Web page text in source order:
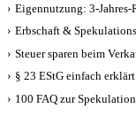
› Eigennutzung: 3-Jahres-
› Erbschaft &
› Steuer sparen beim
› § 23 EStG einfach erklärt
› 100 FAQ zur